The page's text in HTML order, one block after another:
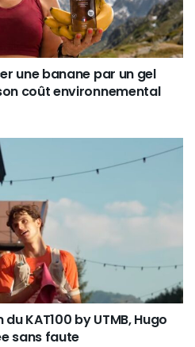
une banane par un gel
coût environnemental
KAT100 by UTMB, Hugo
sans faute